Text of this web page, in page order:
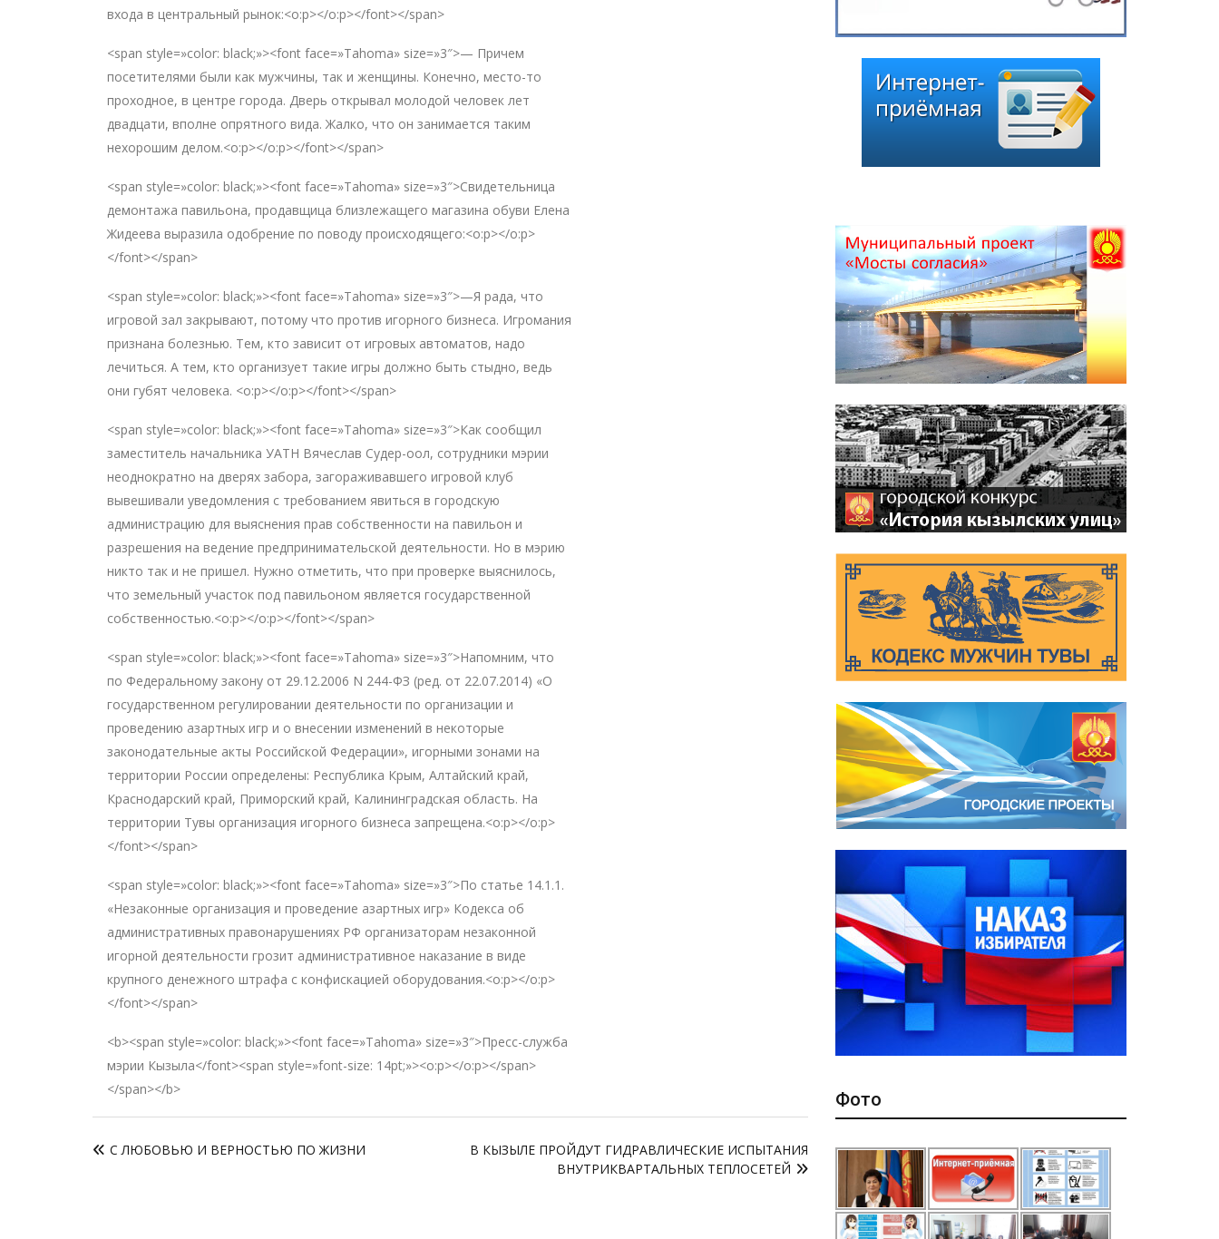
входа в центральный рынок:<o:p></o:p></font></span>
<span style=»color: black;»><font face=»Tahoma» size=»3″>— Причем
посетителями были как мужчины, так и женщины. Конечно, место-то
проходное, в центре города. Дверь открывал молодой человек лет
двадцати, вполне опрятного вида. Жалко, что он занимается таким
нехорошим делом.<o:p></o:p></font></span>
<span style=»color: black;»><font face=»Tahoma» size=»3″>Свидетельница
демонтажа павильона, продавщица близлежащего магазина обуви Елена
Жидеева выразила одобрение по поводу происходящего:<o:p></o:p>
</font></span>
<span style=»color: black;»><font face=»Tahoma» size=»3″>—Я рада, что
игровой зал закрывают, потому что против игорного бизнеса. Игромания
признана болезнью. Тем, кто зависит от игровых автоматов, надо
лечиться. А тем, кто организует такие игры должно быть стыдно, ведь
они губят человека. <o:p></o:p></font></span>
<span style=»color: black;»><font face=»Tahoma» size=»3″>Как сообщил
заместитель начальника УАТН Вячеслав Судер-оол, сотрудники мэрии
неоднократно на дверях забора, загораживавшего игровой клуб
вывешивали уведомления с требованием явиться в городскую
администрацию для выяснения прав собственности на павильон и
разрешения на ведение предпринимательской деятельности. Но в мэрию
никто так и не пришел. Нужно отметить, что при проверке выяснилось,
что земельный участок под павильоном является государственной
собственностью.<o:p></o:p></font></span>
<span style=»color: black;»><font face=»Tahoma» size=»3″>Напомним, что
по Федеральному закону от 29.12.2006 N 244-ФЗ (ред. от 22.07.2014) «О
государственном регулировании деятельности по организации и
проведению азартных игр и о внесении изменений в некоторые
законодательные акты Российской Федерации», игорными зонами на
территории России определены: Республика Крым, Алтайский край,
Краснодарский край, Приморский край, Калининградская область. На
территории Тувы организация игорного бизнеса запрещена.<o:p></o:p>
</font></span>
<span style=»color: black;»><font face=»Tahoma» size=»3″>По статье 14.1.1.
«Незаконные организация и проведение азартных игр» Кодекса об
административных правонарушениях РФ организаторам незаконной
игорной деятельности грозит административное наказание в виде
крупного денежного штрафа с конфискацией оборудования.<o:p></o:p>
</font></span>
<b><span style=»color: black;»><font face=»Tahoma» size=»3″>Пресс-служба
мэрии Кызыла</font><span style=»font-size: 14pt;»><o:p></o:p></span>
</span></b>
поС ЛЮБОВЬЮ И ВЕРНОСТЬЮ ПО ЖИЗНИ
В КЫЗЫЛЕ ПРОЙДУТ ГИДРАВЛИЧЕСКИЕ ИСПЫТАНИЯ
ВНУТРИКВАРТАЛЬНЫХ ТЕПЛОСЕТЕЙ
Фото